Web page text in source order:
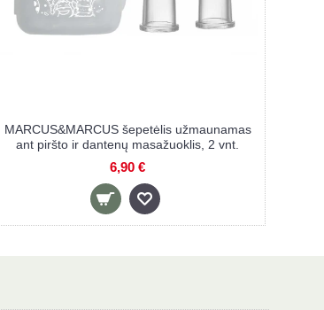
kūdikių dantų
LUCAS
€
MARCUS&MARCUS
ant piršto ir dantenų